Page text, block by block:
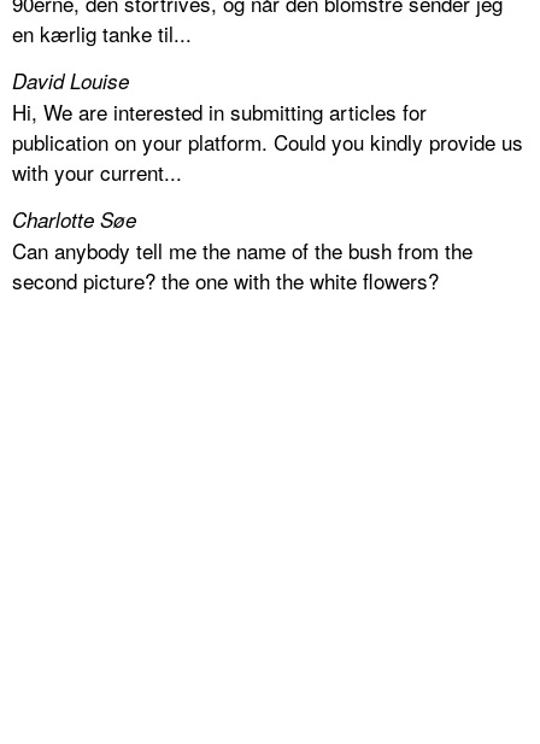
en kærlig tanke til...
David Louise
Hi, We are interested in submitting articles for
publication on your platform. Could you kindly provide us
with your current...
Charlotte Søe
Can anybody tell me the name of the bush from the
second picture? the one with the white flowers?